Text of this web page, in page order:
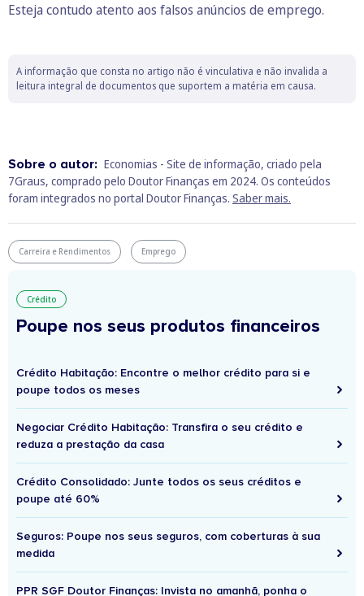
Esteja contudo atento aos falsos anúncios de emprego.
A informação que consta no artigo não é vinculativa e não invalida a
leitura integral de documentos que suportem a matéria em causa.
Sobre o autor: Economias - Site de informação, criado pela
7Graus, comprado pelo Doutor Finanças em 2024. Os conteúdos
foram integrados no portal Doutor Finanças. Saber mais.
Carreira e Rendimentos Emprego
Crédito
Poupe nos seus produtos financeiros
Crédito Habitação: Encontre o melhor crédito para si e
poupe todos os meses
Negociar Crédito Habitação: Transfira o seu crédito e
reduza a prestação da casa
Crédito Consolidado: Junte todos os seus créditos e
poupe até 60%
Seguros: Poupe nos seus seguros, com coberturas à sua
medida
PPR SGF Doutor Finanças: Invista no amanhã, ponha o